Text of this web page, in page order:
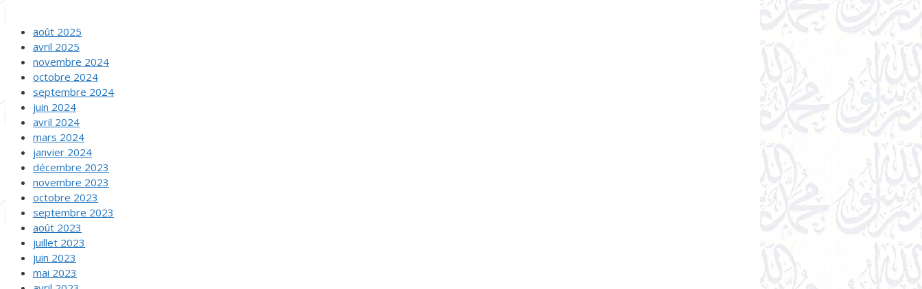
août 2025
avril 2025
novembre 2024
octobre 2024
septembre 2024
juin 2024
avril 2024
mars 2024
janvier 2024
décembre 2023
novembre 2023
octobre 2023
septembre 2023
août 2023
juillet 2023
juin 2023
mai 2023